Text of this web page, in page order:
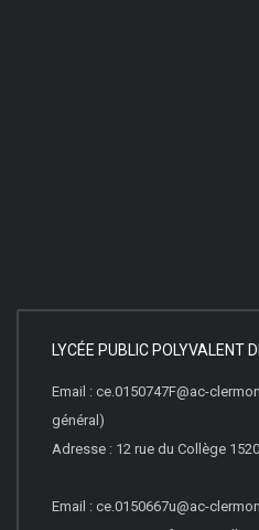
LYCÉE PUBLIC POLYVALENT
Email : ce.0150747F@ac-
général)
Adresse : 12 rue du Collège
Email : ce.0150667u@ac-